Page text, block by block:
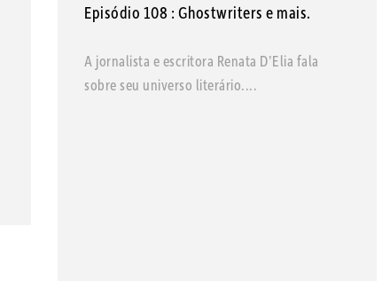
Episódio 108 : Ghostwriters e mais.
A jornalista e escritora Renata D’Elia fala
sobre seu universo literário....